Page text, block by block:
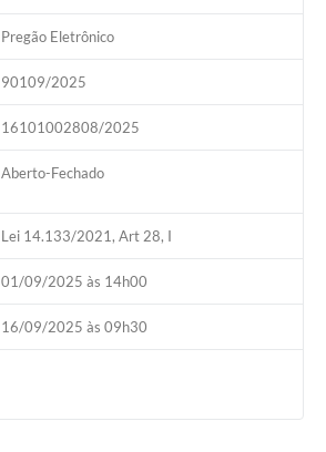
Pregão Eletrônico
90109/2025
16101002808/2025
Aberto-Fechado
Lei 14.133/2021, Art 28, I
01/09/2025 às 14h00
16/09/2025 às 09h30